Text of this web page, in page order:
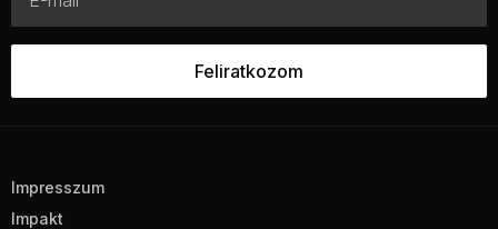
Impresszum
Impakt